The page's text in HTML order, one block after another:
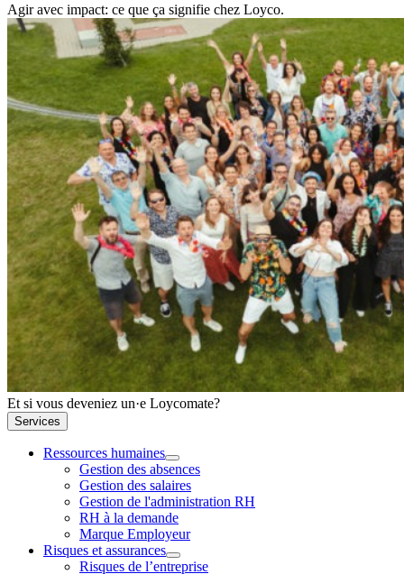
Agir avec impact: ce que ça signifie chez Loyco.
Et si vous deveniez un·e Loycomate?
Services
Ressources humaines
Gestion des absences
Gestion des salaires
Gestion de l'administration RH
RH à la demande
Marque Employeur
Risques et assurances
Risques de l’entreprise